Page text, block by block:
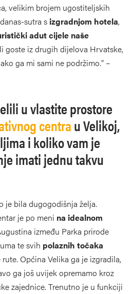
velikim brojem ugostiteljskih
sutra s izgradnjom hotela,
adut cijele naše
goste iz drugih dijelova Hrvatske,
ga mi sami ne podržimo.“ –
u vlastite prostore
centrau Velikoj,
i koliko vam je
imati jednu takvu
je bila dugogodišnja želja.
je po meni na idealnom
između Parka prirode
te svih polaznih točaka
Općina Velika ga je izgradila,
ga još uvijek opremamo kroz
zajednice. Trenutno je u funkciji